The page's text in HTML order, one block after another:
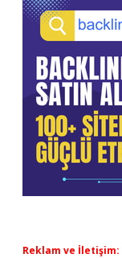
Reklam ve İletişim: